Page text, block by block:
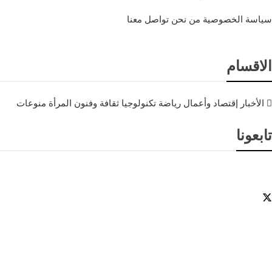
سياسة الخصوصية من نحن تواصل معنا
الاقسام
الأخبار إقتصاد وأعمال رياضة تكنولوجيا ثقافة وفنون المرأة منوعات
تابعونا